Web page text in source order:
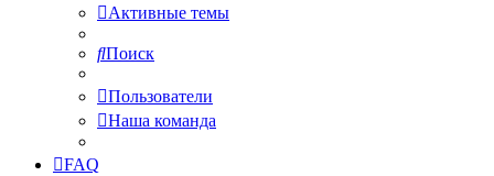
Активные темы
Поиск
Пользователи
Наша команда
FAQ